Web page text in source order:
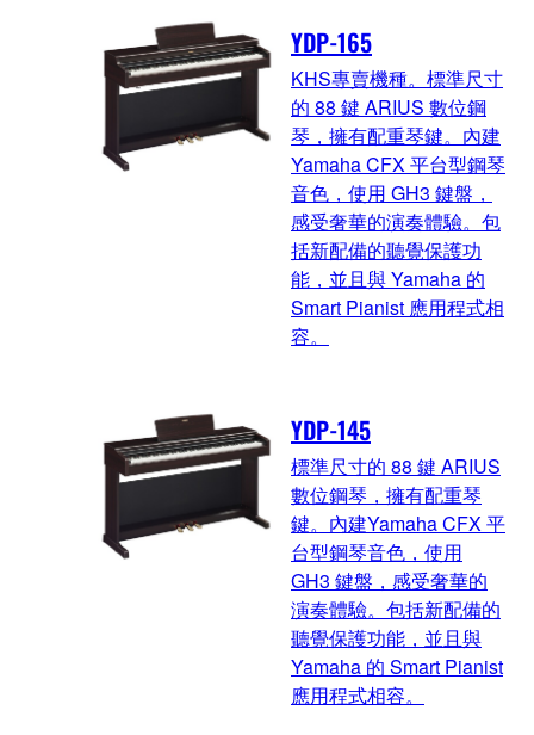
YDP-165
KHS專賣機種。標準尺寸
的 88 鍵 ARIUS 數位鋼
琴，擁有配重琴鍵。內建
Yamaha CFX 平台型鋼琴
音色，使用 GH3 鍵盤，
感受奢華的演奏體驗。包
括新配備的聽覺保護功
能，並且與 Yamaha 的
Smart Pianist 應用程式相
容。
YDP-145
標準尺寸的 88 鍵 ARIUS
數位鋼琴，擁有配重琴
鍵。內建Yamaha CFX 平
台型鋼琴音色，使用
GH3 鍵盤，感受奢華的
演奏體驗。包括新配備的
聽覺保護功能，並且與
Yamaha 的 Smart Pianist
應用程式相容。